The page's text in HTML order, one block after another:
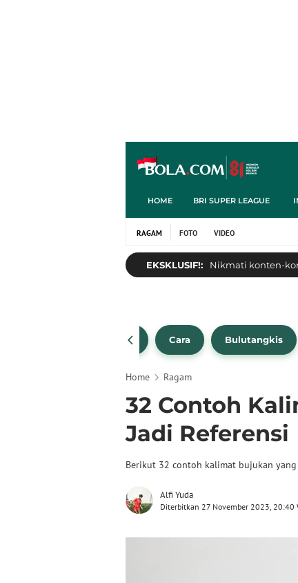
HOME BRI SUPER LEAGUE
RAGAM FOTO VIDEO
EKSKLUSIF!: Nikmati konten-
Bola Beli Cara Bulutangkis
Home Ragam
32 Contoh
Jadi Referensi
Berikut 32 contoh kalimat bujukan
Alfi Yuda
Diterbitkan 27 November 2023, 20:40